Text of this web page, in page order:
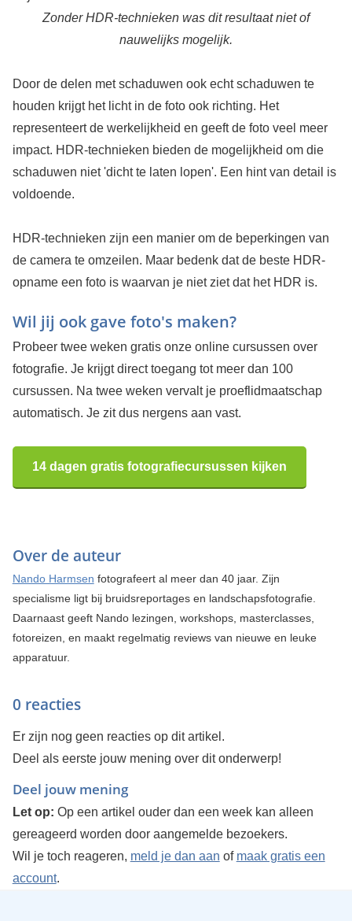
Zonder HDR-technieken was dit resultaat niet of
nauwelijks mogelijk.
Door de delen met schaduwen ook echt schaduwen te
houden krijgt het licht in de foto ook richting. Het
representeert de werkelijkheid en geeft de foto veel meer
impact. HDR-technieken bieden de mogelijkheid om die
schaduwen niet 'dicht te laten lopen'. Een hint van detail is
voldoende.
HDR-technieken zijn een manier om de beperkingen van
de camera te omzeilen. Maar bedenk dat de beste HDR-
opname een foto is waarvan je niet ziet dat het HDR is.
Wil jij ook gave foto's maken?
Probeer twee weken gratis onze online cursussen over
fotografie. Je krijgt direct toegang tot meer dan 100
cursussen. Na twee weken vervalt je proeflidmaatschap
automatisch. Je zit dus nergens aan vast.
14 dagen gratis fotografiecursussen kijken
Over de auteur
Nando Harmsen fotografeert al meer dan 40 jaar. Zijn
specialisme ligt bij bruidsreportages en landschapsfotografie.
Daarnaast geeft Nando lezingen, workshops, masterclasses,
fotoreizen, en maakt regelmatig reviews van nieuwe en leuke
apparatuur.
0 reacties
Er zijn nog geen reacties op dit artikel.
Deel als eerste jouw mening over dit onderwerp!
Deel jouw mening
Let op: Op een artikel ouder dan een week kan alleen
gereageerd worden door aangemelde bezoekers.
Wil je toch reageren, meld je dan aan of maak gratis een
account.